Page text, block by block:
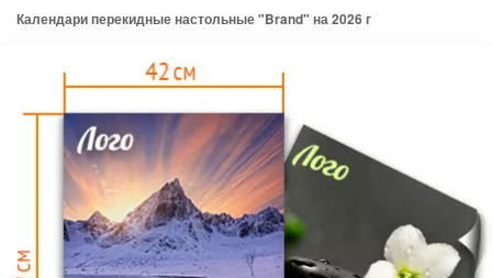
Календари перекидные настольные "Brand" на 2026 г